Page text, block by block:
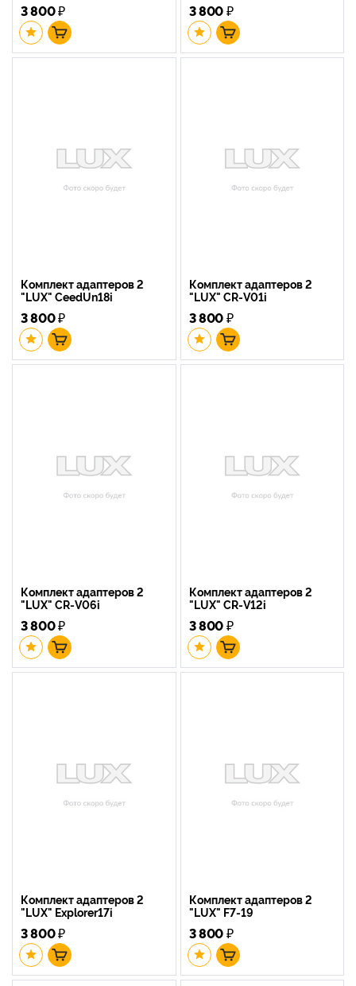
3 800₽ 3 800₽
Комплект адаптеров 2
"LUX" CeedUn18i
3 800₽
Комплект адаптеров 2
"LUX" CR-V01i
3 800₽
Комплект адаптеров 2
"LUX" CR-V06i
3 800₽
Комплект адаптеров 2
"LUX" CR-V12i
3 800₽
Комплект адаптеров 2
"LUX" Explorer17i
3 800₽
Комплект адаптеров 2
"LUX" F7-19
3 800₽